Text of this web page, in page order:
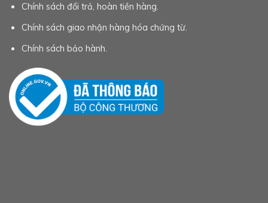
Chính sách đổi trả, hoàn tiền hàng.
Chính sách giao nhận hàng hóa chứng từ.
Chính sách bảo hành.